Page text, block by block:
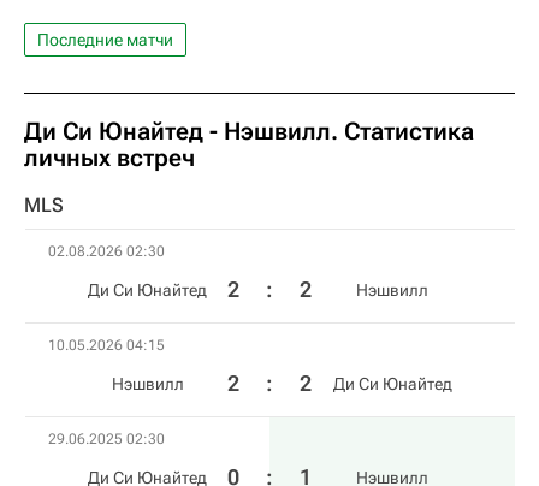
Последние матчи
Ди Си Юнайтед - Нэшвилл. Статистика
личных встреч
MLS
02.08.2026 02:30
Ди Си Юнайтед 2 : 2 Нэшвилл
10.05.2026 04:15
Нэшвилл 2 : 2 Ди Си Юнайтед
29.06.2025 02:30
Ди Си Юнайтед 0 : 1 Нэшвилл